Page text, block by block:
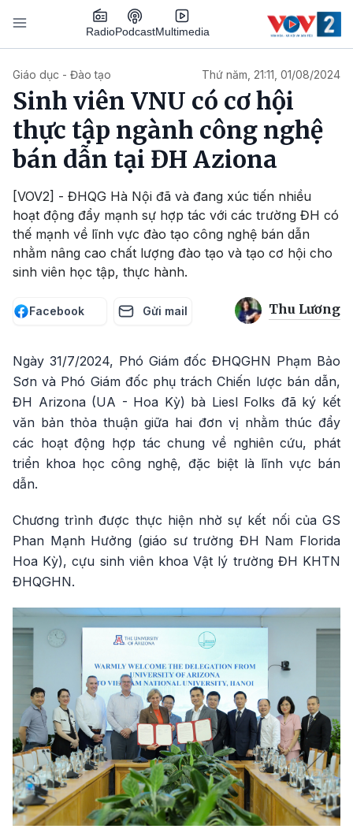
Nhảy đến nội dung
RadioPodcastMultimedia
Giáo dục - Đào tạo Thứ năm, 21:11, 01/08/2024
Sinh viên VNU có cơ hội
thực tập ngành công nghệ
bán dẫn tại ĐH Aziona
[VOV2] - ĐHQG Hà Nội đã và đang xúc tiến nhiều
hoạt động đẩy mạnh sự hợp tác với các trường ĐH có
thế mạnh về lĩnh vực đào tạo công nghệ bán dẫn
nhằm nâng cao chất lượng đào tạo và tạo cơ hội cho
sinh viên học tập, thực hành.
Facebook Gửi mail Thu Lương
Ngày 31/7/2024, Phó Giám đốc ĐHQGHN Phạm Bảo
Sơn và Phó Giám đốc phụ trách Chiến lược bán dẫn,
ĐH Arizona (UA - Hoa Kỳ) bà Liesl Folks đã ký kết
văn bản thỏa thuận giữa hai đơn vị nhằm thúc đẩy
các hoạt động hợp tác chung về nghiên cứu, phát
triển khoa học công nghệ, đặc biệt là lĩnh vực bán
dẫn.
Chương trình được thực hiện nhờ sự kết nối của GS
Phan Mạnh Hưởng (giáo sư trường ĐH Nam Florida
Hoa Kỳ), cựu sinh viên khoa Vật lý trường ĐH KHTN
ĐHQGHN.